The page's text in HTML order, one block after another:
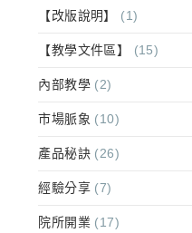
【改版說明】 (1)
【教學文件區】 (15)
內部教學 (2)
市場脈象 (10)
產品秘訣 (26)
經驗分享 (7)
院所開業 (17)